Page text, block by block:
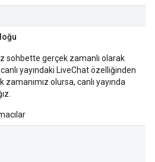
sohbette gerçek zamanlı olarak
yayındaki LiveChat özelliğinden
zamanımız olursa, canlı yayında